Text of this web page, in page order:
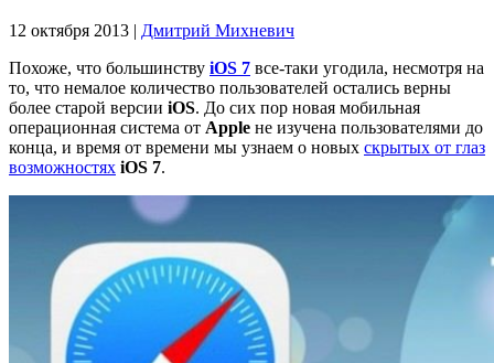
12 октября 2013 | Дмитрий Михневич
Похоже, что большинству iOS 7 все-таки угодила, несмотря на
то, что немалое количество пользователей остались верны
более старой версии iOS. До сих пор новая мобильная
операционная система от Apple не изучена пользователями до
конца, и время от времени мы узнаем о новых скрытых от глаз
возможностях iOS 7.